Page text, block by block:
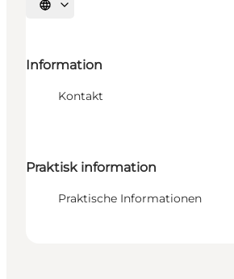
Sprache auswählen
Information
Kontakt
Praktisk information
Praktische Informationen